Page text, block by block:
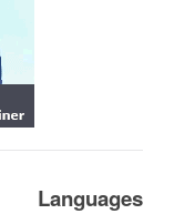
Languages